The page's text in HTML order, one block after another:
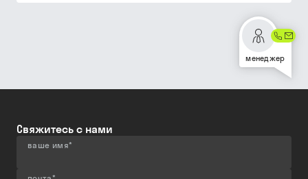
менеджер
Свяжитесь с нами
ваше имя*